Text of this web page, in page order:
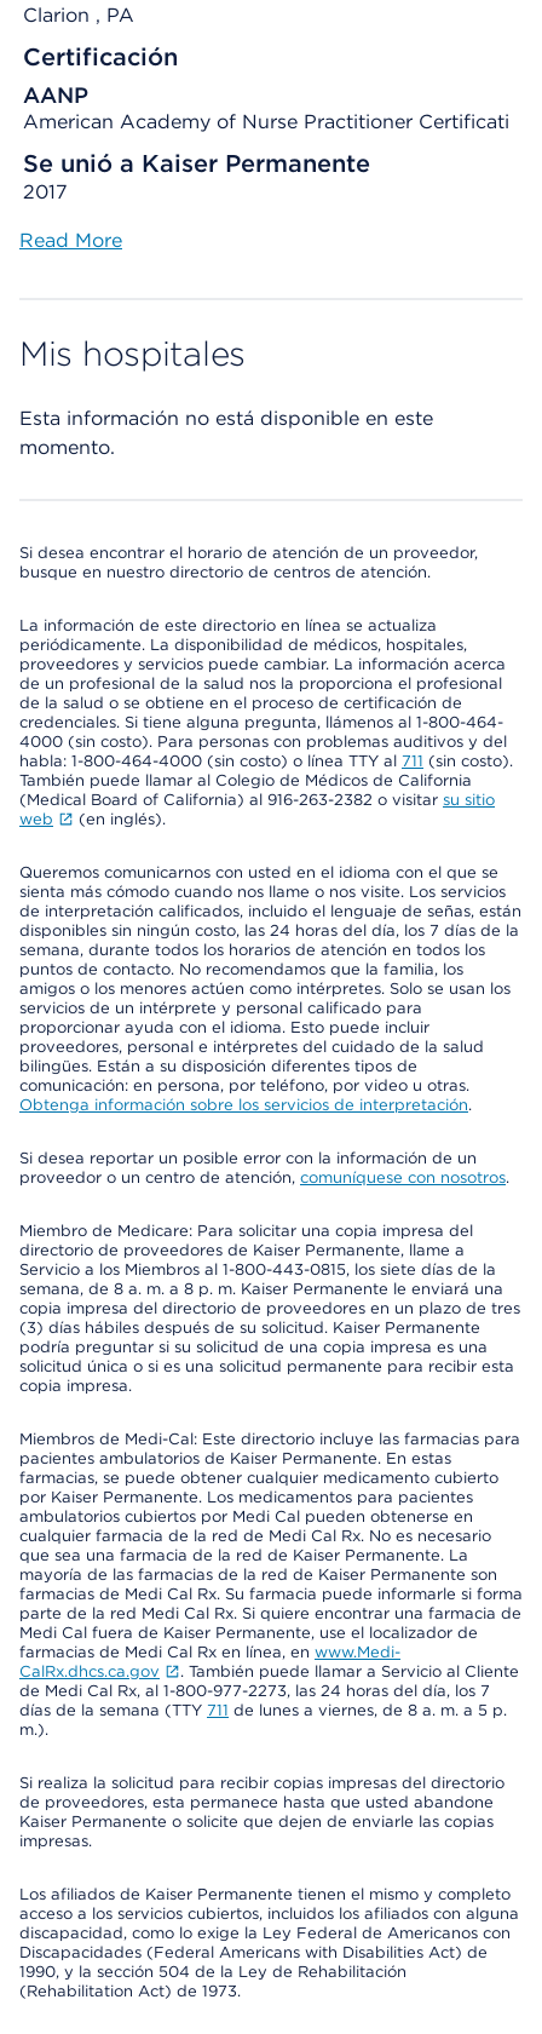
Clarion , PA
Certificación
AANP
American Academy of Nurse Practitioner Certificati
Se unió a Kaiser Permanente
2017
Read More
Mis hospitales
Esta información no está disponible en este
momento.
Si desea encontrar el horario de atención de un proveedor,
busque en nuestro directorio de centros de atención.
La información de este directorio en línea se actualiza
periódicamente. La disponibilidad de médicos, hospitales,
proveedores y servicios puede cambiar. La información acerca
de un profesional de la salud nos la proporciona el profesional
de la salud o se obtiene en el proceso de certificación de
credenciales. Si tiene alguna pregunta, llámenos al 1-800-464-
4000 (sin costo). Para personas con problemas auditivos y del
habla: 1-800-464-4000 (sin costo) o línea TTY al 711 (sin costo).
También puede llamar al Colegio de Médicos de California
(Medical Board of California) al 916-263-2382 o visitar su sitio
web
(en inglés).
Queremos comunicarnos con usted en el idioma con el que se
sienta más cómodo cuando nos llame o nos visite. Los servicios
de interpretación calificados, incluido el lenguaje de señas, están
disponibles sin ningún costo, las 24 horas del día, los 7 días de la
semana, durante todos los horarios de atención en todos los
puntos de contacto. No recomendamos que la familia, los
amigos o los menores actúen como intérpretes. Solo se usan los
servicios de un intérprete y personal calificado para
proporcionar ayuda con el idioma. Esto puede incluir
proveedores, personal e intérpretes del cuidado de la salud
bilingües. Están a su disposición diferentes tipos de
comunicación: en persona, por teléfono, por video u otras.
Obtenga información sobre los servicios de interpretación.
Si desea reportar un posible error con la información de un
proveedor o un centro de atención, comuníquese con nosotros.
Miembro de Medicare: Para solicitar una copia impresa del
directorio de proveedores de Kaiser Permanente, llame a
Servicio a los Miembros al 1-800-443-0815, los siete días de la
semana, de 8 a. m. a 8 p. m. Kaiser Permanente le enviará una
copia impresa del directorio de proveedores en un plazo de tres
(3) días hábiles después de su solicitud. Kaiser Permanente
podría preguntar si su solicitud de una copia impresa es una
solicitud única o si es una solicitud permanente para recibir esta
copia impresa.
Miembros de Medi-Cal: Este directorio incluye las farmacias para
pacientes ambulatorios de Kaiser Permanente. En estas
farmacias, se puede obtener cualquier medicamento cubierto
por Kaiser Permanente. Los medicamentos para pacientes
ambulatorios cubiertos por Medi Cal pueden obtenerse en
cualquier farmacia de la red de Medi Cal Rx. No es necesario
que sea una farmacia de la red de Kaiser Permanente. La
mayoría de las farmacias de la red de Kaiser Permanente son
farmacias de Medi Cal Rx. Su farmacia puede informarle si forma
parte de la red Medi Cal Rx. Si quiere encontrar una farmacia de
Medi Cal fuera de Kaiser Permanente, use el localizador de
farmacias de Medi Cal Rx en línea, en www.Medi-
CalRx.dhcs.ca.gov
. También puede llamar a Servicio al Cliente
de Medi Cal Rx, al 1-800-977-2273, las 24 horas del día, los 7
días de la semana (TTY 711 de lunes a viernes, de 8 a. m. a 5 p.
m.).
Si realiza la solicitud para recibir copias impresas del directorio
de proveedores, esta permanece hasta que usted abandone
Kaiser Permanente o solicite que dejen de enviarle las copias
impresas.
Los afiliados de Kaiser Permanente tienen el mismo y completo
acceso a los servicios cubiertos, incluidos los afiliados con alguna
discapacidad, como lo exige la Ley Federal de Americanos con
Discapacidades (Federal Americans with Disabilities Act) de
1990, y la sección 504 de la Ley de Rehabilitación
(Rehabilitation Act) de 1973.